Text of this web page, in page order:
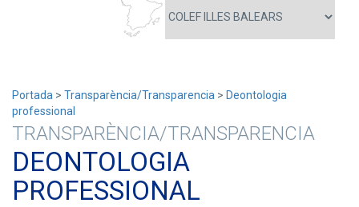
Portada > Transparència/Transparencia > Deontologia
professional
TRANSPARÈNCIA/TRANSPARENCIA
DEONTOLOGIA
PROFESSIONAL